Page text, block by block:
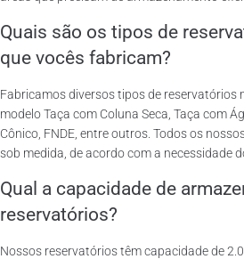
Quais são os tipos de
que vocês fabricam?
Fabricamos diversos tipos de reservatórios
modelo Taça com Coluna Seca, Taça com
Cônico, FNDE, entre outros. Todos os
sob medida, de acordo com a necessidade
Qual a capacidade de
reservatórios?
Nossos reservatórios têm capacidade de